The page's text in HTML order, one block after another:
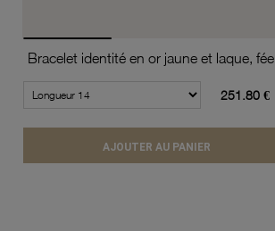
Bracelet identité en or jaune et laque, fée
251.80 €
AJOUTER AU PANIER